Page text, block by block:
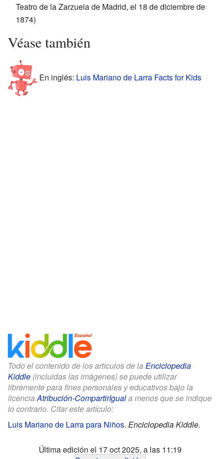
Teatro de la Zarzuela de Madrid, el 18 de diciembre de
1874)
Véase también
En inglés: Luis Mariano de Larra Facts for Kids
Todo el contenido de los artículos de la Enciclopedia
Kiddle (incluidas las imágenes) se puede utilizar
libremente para fines personales y educativos bajo la
licenciaAtribución-CompartirIguala menos que se indique
lo contrario. Citar este artículo:
Luis Mariano de Larra para Niños. Enciclopedia Kiddle.
Última edición el 17 oct 2025, a las 11:19